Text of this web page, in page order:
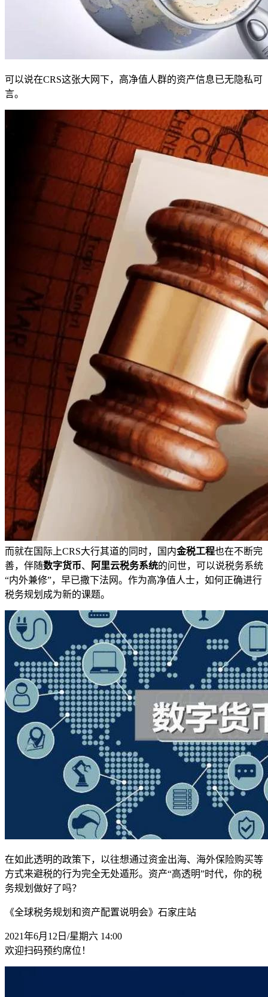
可以说在CRS这张大网下，高净值人群的资产信息已无隐私可
言。
而就在国际上CRS大行其道的同时，国内金税工程也在不断完
善，伴随数字货币、 阿里云税务系统的问世，可以说税务系统
“内外兼修”，早已撒下法网。作为高净值人士，如何正确进行
税务规划成为新的课题。
在如此透明的政策下，以往想通过资金出海、海外保险购买等
方式来避税的行为完全无处遁形。资产“高透明”时代，你的税
务规划做好了吗？
《全球税务规划和资产配置说明会》石家庄站
2021年6月12日/星期六 14:00
欢迎扫码预约席位！